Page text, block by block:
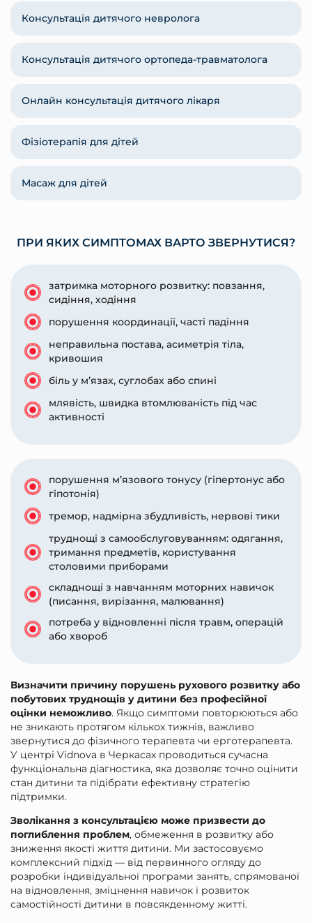
Консультація дитячого невролога
Консультація дитячого ортопеда-травматолога
Онлайн консультація дитячого лікаря
Фізіотерапія для дітей
Масаж для дітей
ПРИ ЯКИХ СИМПТОМАХ ВАРТО ЗВЕРНУТИСЯ?
затримка моторного розвитку: повзання,
сидіння, ходіння
порушення координації, часті падіння
неправильна постава, асиметрія тіла,
кривошия
біль у м’язах, суглобах або спині
млявість, швидка втомлюваність під час
активності
порушення м’язового тонусу (гіпертонус або
гіпотонія)
тремор, надмірна збудливість, нервові тики
труднощі з самообслуговуванням: одягання,
тримання предметів, користування
столовими приборами
складнощі з навчанням моторних навичок
(писання, вирізання, малювання)
потреба у відновленні після травм, операцій
або хвороб
Визначити причину порушень рухового розвитку або
побутових труднощів у дитини без професійної
оцінки неможливо. Якщо симптоми повторюються або
не зникають протягом кількох тижнів, важливо
звернутися до фізичного терапевта чи ерготерапевта.
У центрі Vidnova в Черкасах проводиться сучасна
функціональна діагностика, яка дозволяє точно оцінити
стан дитини та підібрати ефективну стратегію
підтримки.
Зволікання з консультацією може призвести до
поглиблення проблем, обмеження в розвитку або
зниження якості життя дитини. Ми застосовуємо
комплексний підхід — від первинного огляду до
розробки індивідуальної програми занять, спрямованої
на відновлення, зміцнення навичок і розвиток
самостійності дитини в повсякденному житті.